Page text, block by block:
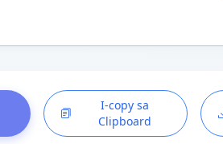
I-copy sa
Clipboard